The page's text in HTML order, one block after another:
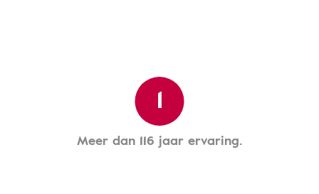
1
Meer dan 116 jaar ervaring.